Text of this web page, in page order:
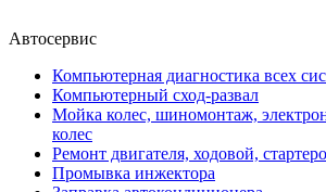
Автосервис
Компьютерная диагностика всех
Компьютерный сход-развал
Мойка колес, шиномонтаж,
колес
Ремонт двигателя, ходовой,
Промывка инжектора